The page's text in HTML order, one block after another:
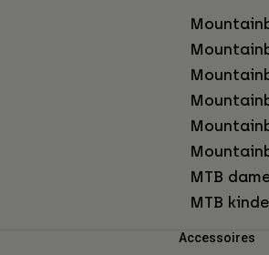
MTB
MTB
Accessoires